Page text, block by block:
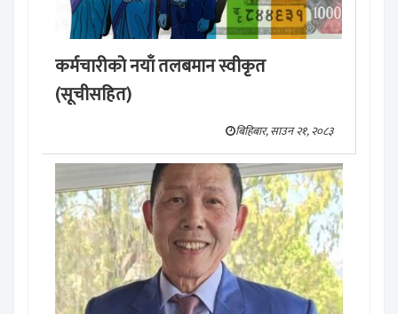
कर्मचारीको नयाँ तलबमान स्वीकृत
(सूचीसहित)
बिहिबार, साउन २१, २०८३